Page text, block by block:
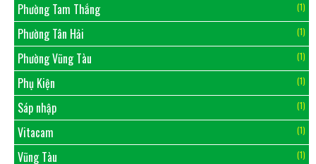
Phường Tam Thắng (1)
Phường Tân Hải (1)
Phường Vũng Tàu (1)
Phụ Kiện (1)
Sáp nhập (1)
Vitacam (1)
Vũng Tàu (1)